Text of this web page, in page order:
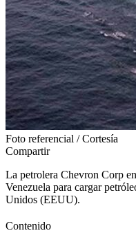
Foto referencial / Cortesía
Compartir
La petrolera Chevron Corp
Venezuela para cargar
Unidos (EEUU).
Contenido